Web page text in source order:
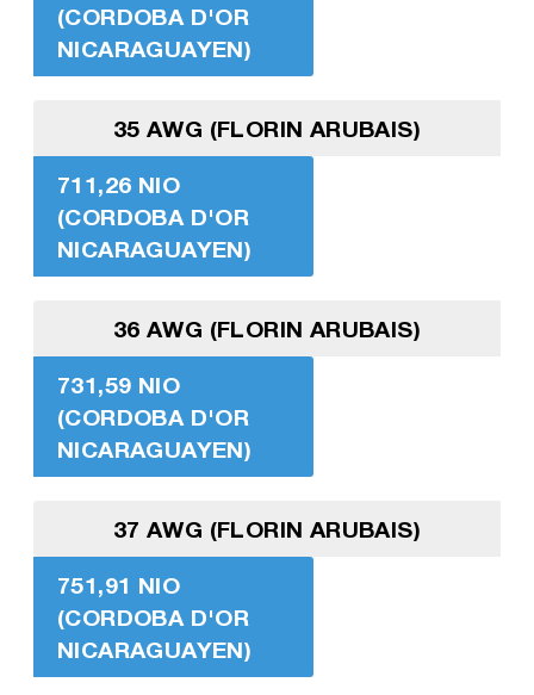
(CORDOBA D'OR
NICARAGUAYEN)
35 AWG (FLORIN ARUBAIS)
711,26 NIO
(CORDOBA D'OR
NICARAGUAYEN)
36 AWG (FLORIN ARUBAIS)
731,59 NIO
(CORDOBA D'OR
NICARAGUAYEN)
37 AWG (FLORIN ARUBAIS)
751,91 NIO
(CORDOBA D'OR
NICARAGUAYEN)